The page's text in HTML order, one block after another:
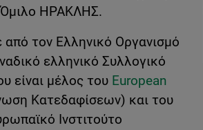
ΗΡΑΚΛΗΣ.
από τον Ελληνικό Οργανισμό
ελληνικό Συλλογικό
είναι μέλος του European
Κατεδαφίσεων) και του
Ινστιτούτο